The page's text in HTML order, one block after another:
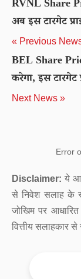
RVNL Share
अब इस टारगेट
« Previous
BEL Share
करेगा, इस
Next News »
Error
Disclaimer: ये
से निवेश सलाह के
जोखिम पर
वित्तीय सलाहकार